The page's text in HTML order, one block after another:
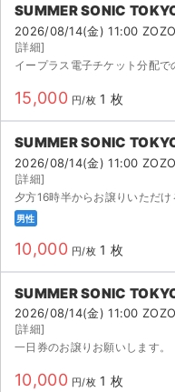
SUMMER SONIC
2026/08/14(金) 11:00
[詳細]
イープラス電子チケット分配で
15,000 円/枚 1 枚
SUMMER SONIC
2026/08/14(金) 11:00
[詳細]
男性
10,000 円/枚 1 枚
SUMMER SONIC
2026/08/14(金) 11:00
[詳細]
一日券のお譲りお願いします。
10,000 円/枚 1 枚